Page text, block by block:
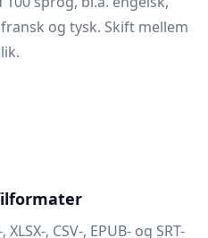
og tysk. Skift mellem
, CSV-, EPUB- og SRT-